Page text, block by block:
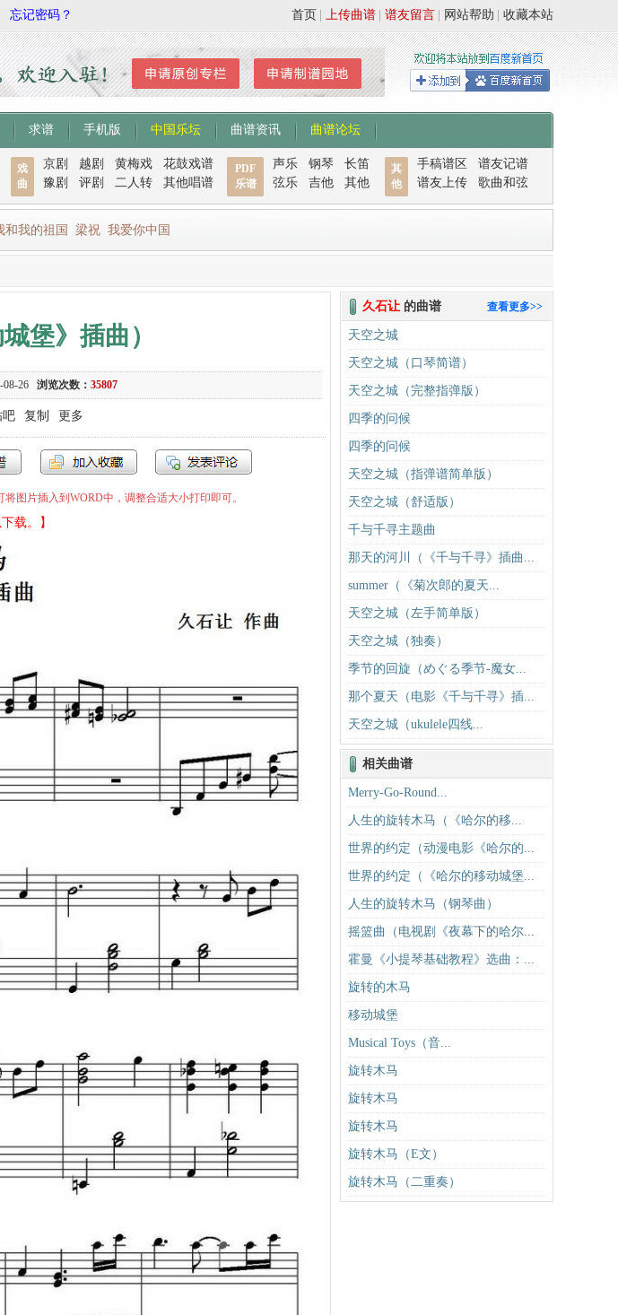
忘记密码？ 收藏本站
网站帮助
谱友留言
上传曲谱
首页
求谱 手机版 中国乐坛 曲谱资讯 曲谱论坛
戏
曲
京剧 越剧 黄梅戏
花鼓戏谱
豫剧
评剧 二人转 其他唱谱
PDF
乐谱
声乐 钢琴
长笛
弦乐
吉他 其他
其
他
手稿谱区
谱友记谱
谱友上传
歌曲和弦
和我的祖国 梁祝 我爱你中国
堡》插曲）
08-26 浏览次数： 35807
吧 复制 更多
图片插入到WORD中，调整合适大小打印即可。
载。】
查看更多>>
久石让 的曲谱
天空之城
天空之城（口琴简谱）
天空之城（完整指弹版）
四季的问候
四季的问候
天空之城（指弹谱简单版）
天空之城（舒适版）
千与千寻主题曲
那天的河川（《千与千寻》插曲...
summer（《菊次郎的夏天...
天空之城（左手简单版）
天空之城（独奏）
季节的回旋（めぐる季节-魔女...
那个夏天（电影《千与千寻》插...
天空之城（ukulele四线...
相关曲谱
Merry-Go-Round...
人生的旋转木马（《​哈尔的移...
世界的约定（动漫电影《哈尔的...
世界的约定（《哈尔的移动城堡...
人生的旋转木马（钢琴曲）
摇篮曲（电视剧《夜幕下的哈尔...
霍曼《小提琴基础教程》选曲：...
旋转的木马
移动城堡
Musical Toys（音...
旋转木马
旋转木马
旋转木马
旋转木马（E文）
旋转木马（二重奏）